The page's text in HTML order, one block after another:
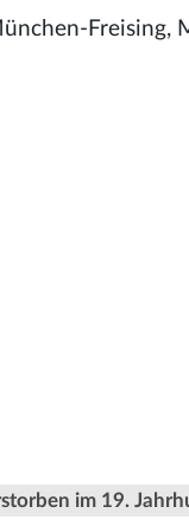
Freising,
im 19.